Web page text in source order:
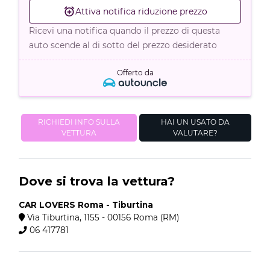
Attiva notifica riduzione prezzo
Ricevi una notifica quando il prezzo di questa
auto scende al di sotto del prezzo desiderato
Offerto da
RICHIEDI INFO SULLA
VETTURA
HAI UN USATO DA
VALUTARE?
Dove si trova la vettura?
CAR LOVERS Roma - Tiburtina
Via Tiburtina, 1155 - 00156 Roma (RM)
06 417781